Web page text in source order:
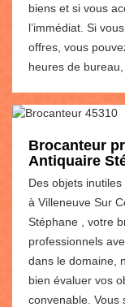
biens et si vous
l’immédiat. Si
offres, vous
heures de
Brocanteur
Antiquaire
Des objets
à Villeneuve Sur
Stéphane , votre
professionnels
dans le domaine,
bien évaluer vos
convenable. Vous